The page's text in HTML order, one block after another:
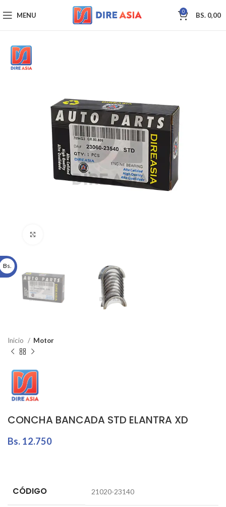
MENU 0 BS. 0,00
Inicio Motor
CONCHA BANCADA STD ELANTRA XD
Bs. 12.750
CÓDIGO 21020-23140
Bs.